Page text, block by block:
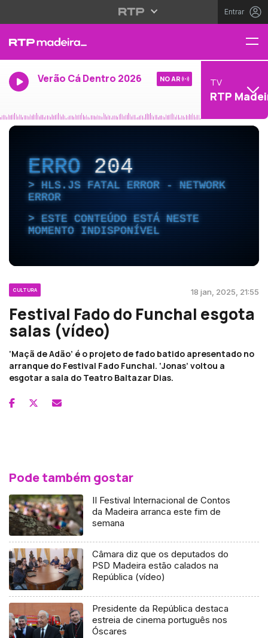
Entrar
Verão Cá Dentro 2026 NO AR TV
RTP
ERRO204
HLS.JS FATAL ERROR - NETWORK
ERROR
ESTE CONTEÚDO ESTÁ NESTE
MOMENTO INDISPONÍVEL
CULTURA 18 jan, 2025, 21:55
Festival Fado do Funchal esgota
salas (vídeo)
‘Maçã de Adão’ é o projeto de fado batido apresentado no
arranque do Festival Fado Funchal. ‘Jonas’ voltou a
esgotar a sala do Teatro Baltazar Dias.
Pode também gostar
II Festival Internacional de Contos
da Madeira arranca este fim de
semana
Câmara diz que os deputados do
PSD Madeira estão calados na
República (vídeo)
Presidente da República destaca
estreia de cinema português nos
Óscares